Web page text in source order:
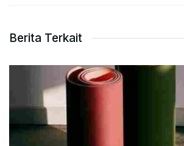
Berita Terkait